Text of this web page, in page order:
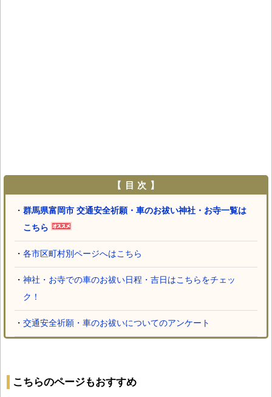
【 目 次 】
・ 群馬県富岡市 交通安全祈願・車のお祓い神社・お寺一覧は
こちら
・ 各市区町村別ページへはこちら
・ 神社・お寺での車のお祓い日程・吉日はこちらをチェッ
ク！
・ 交通安全祈願・車のお祓いについてのアンケート
こちらのページもおすすめ